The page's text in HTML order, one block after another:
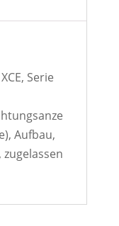
Serie
Aufbau,
zugelassen